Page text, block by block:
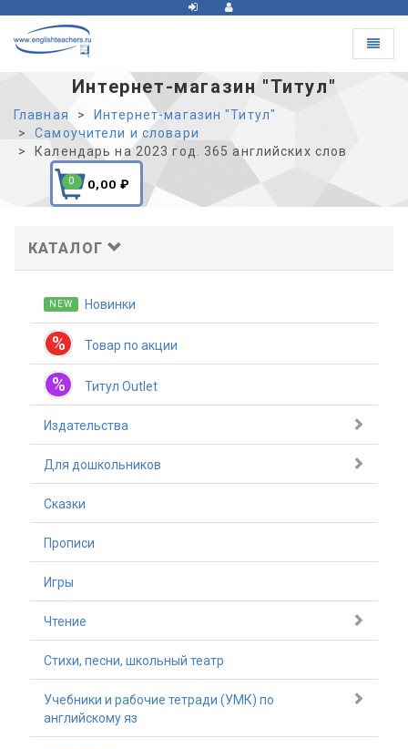
Toggle
Интернет-магазин "Титул"
Главная
Интернет-магазин "Титул"
Самоучители и словари
Календарь на 2023 год. 365 английских слов
0 0,00 ₽
КАТАЛОГ
NEW Новинки
% Товар по акции
% Титул Outlet
Издательства
Для дошкольников
Сказки
Прописи
Игры
Чтение
Стихи, песни, школьный театр
Учебники и рабочие тетради (УМК) по
английскому яз